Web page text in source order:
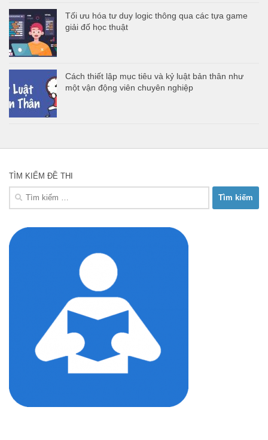
Tối ưu hóa tư duy logic thông qua các tựa game
giải đố học thuật
Cách thiết lập mục tiêu và kỷ luật bản thân như
một vận động viên chuyên nghiệp
TÌM KIẾM ĐỀ THI
Tìm